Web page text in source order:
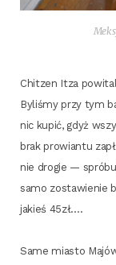
Chit­zen Itza
Byli­śmy przy tym
nic kupić, gdyż
brak pro­wian­tu
nie dro­gie —
samo zosta­wie­nie
jakieś 45zł….
Same mia­sto